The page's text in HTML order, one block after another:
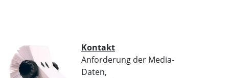
Kontakt
Anforderung der Media-
Daten,